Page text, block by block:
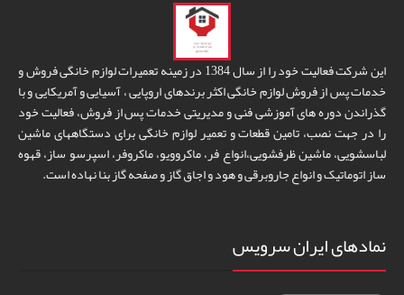
این شرکت فعالیت خود را از سال 1384 در زمینه تعمیرات لوازم خانگی فروش و
خدمات پس از فروش لوازم خانگی اکثر برندهای اروپایی ، آسیایی و آمریکایی و با
گذراندن دوره های آموزشی فنی و مدیریتی خدمات پس از فروش، فعالیت خود
را در جهت نصب، تامین قطعات و تعمیر لوازم خانگی برای دستگاههای ماشین
لباسشویی، ماشین ظرفشویی،انواع فر، ماکروویو، ماکروفر، اسپرسو ساز، قهوه
ساز اتوماتیک و انواع جاروبرقی و هود و اجاق گاز و صفحه گاز بنا نهاده است.
نمادهای ایران سرویس